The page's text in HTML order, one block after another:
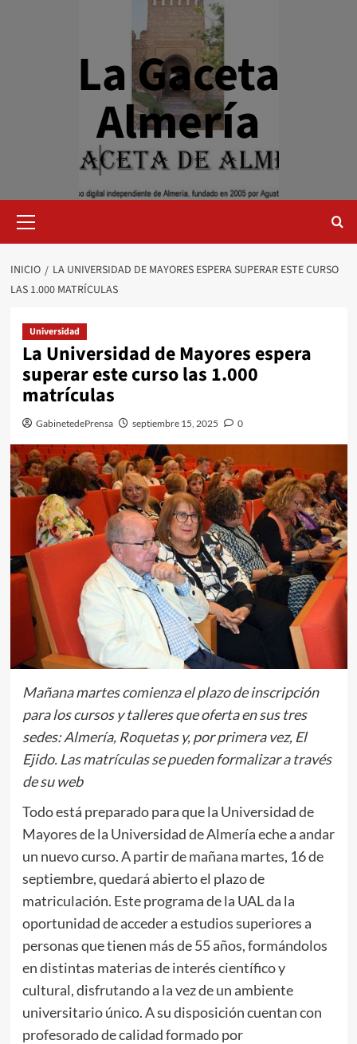
La Gaceta
Almería
primario
INICIO
LA UNIVERSIDAD DE MAYORES ESPERA SUPERAR ESTE CURSO
LAS 1.000 MATRÍCULAS
Universidad
La Universidad de Mayores espera
superar este curso las 1.000
matrículas
GabinetedePrensa septiembre 15, 2025 0
Mañana martes comienza el plazo de inscripción
para los cursos y talleres que oferta en sus tres
sedes: Almería, Roquetas y, por primera vez, El
Ejido. Las matrículas se pueden formalizar a través
de su web
Todo está preparado para que la Universidad de
Mayores de la Universidad de Almería eche a andar
un nuevo curso. A partir de mañana martes, 16 de
septiembre, quedará abierto el plazo de
matriculación. Este programa de la UAL da la
oportunidad de acceder a estudios superiores a
personas que tienen más de 55 años, formándolos
en distintas materias de interés científico y
cultural, disfrutando a la vez de un ambiente
universitario único. A su disposición cuentan con
profesorado de calidad formado por